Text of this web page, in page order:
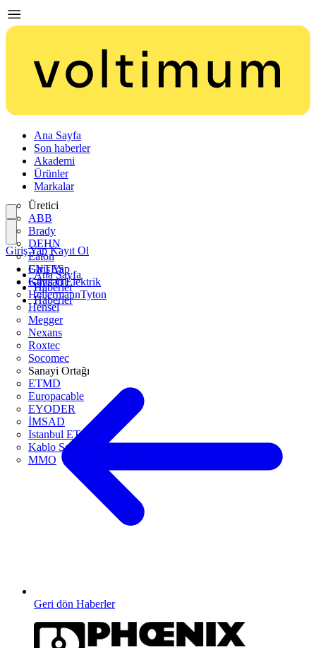
Ana Sayfa
Son haberler
Akademi
Ürünler
Markalar
Üretici
ABB
Brady
DEHN
Eaton
ENTES
Günsan Elektrik
HellermannTyton
Hensel
Megger
Nexans
Roxtec
Socomec
Sanayi Ortağı
ETMD
Europacable
EYODER
İMSAD
Istanbul ETO
Kablo Sanayicileri Derneği
MMO
Giriş Yap
Kayıt Ol
Giriş Yap Kayıt Ol
Ana Sayfa
Haberler
Haberler
Geri dön Haberler